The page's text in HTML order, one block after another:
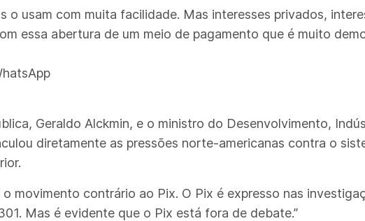
o usam com muita facilidade. Mas interesses privados,
essa abertura de um meio de pagamento que é muito
Geraldo Alckmin, e o ministro do Desenvolvimento,
diretamente as pressões norte-americanas contra o
movimento contrário ao Pix. O Pix é expresso nas
Mas é evidente que o Pix está fora de debate.”